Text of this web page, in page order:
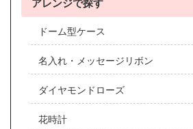
ドーム型ケース
名入れ・メッセージリボン
ダイヤモンドローズ
花時計